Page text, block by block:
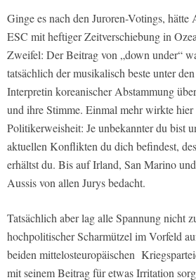
Ginge es nach den Juroren-Votings, hätte
ESC mit heftiger Zeitverschiebung in
Zweifel: Der Beitrag von „down under“
tatsächlich der musikalisch beste unter
Interpretin koreanischer Abstammung
und ihre Stimme. Einmal mehr wirkte hier
Politikerweisheit: Je unbekannter du bist
aktuellen Konflikten du dich befindest,
erhältst du. Bis auf Irland, San Marino
Aussis von allen Jurys bedacht.
Tatsächlich aber lag alle Spannung nicht
hochpolitischer Scharmützel im Vorfeld
beiden mittelosteuropäischen
mit seinem Beitrag für etwas Irritation